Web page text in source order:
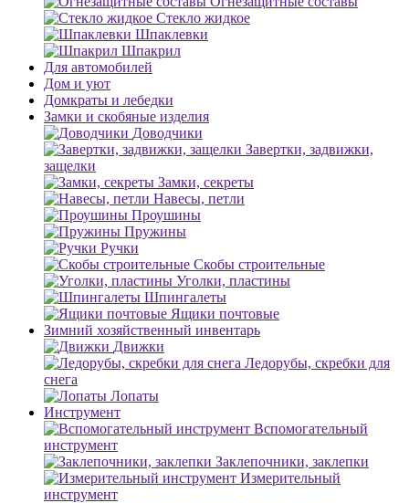
Стекло жидкое
Шпаклевки
Шпакрил
Для автомобилей
Дом и уют
Домкраты и лебедки
Замки и скобяные изделия
Доводчики
Завертки, задвижки,
защелки
Замки, секреты
Навесы, петли
Проушины
Пружины
Ручки
Скобы строительные
Уголки, пластины
Шпингалеты
Ящики почтовые
Зимний хозяйственный инвентарь
Движки
Ледорубы, скребки для
снега
Лопаты
Инструмент
Вспомогательный
инструмент
Заклепочники, заклепки
Измерительный
инструмент